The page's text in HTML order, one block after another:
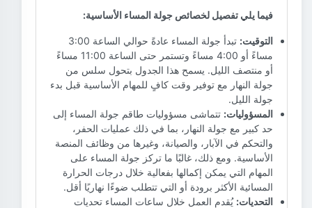
فيما يلي تفصيل لخصائص جولة المساء الأساسية:
التوقيت:
تبدأ جولة المساء عادةً حوالي الساعة 3:00
مساءً أو 4:00 مساءً وتستمر حتى الساعة 11:00 مساءً
أو منتصف الليل. يسمح هذا الجدول بتحول سلس من
جولة النهار مع توفير وقت كافٍ للمهام الأساسية قبل بدء
جولة الليل.
المسؤوليات: تتماشى مسؤوليات طاقم جولة المساء إلى
حد كبير مع جولة النهار، بما في ذلك عمليات الحفر،
والتحكم في الآبار، والصيانة، وغيرها من وظائف المنصة
الأساسية. ومع ذلك، غالبًا ما تركز جولة المساء على
المهام التي يمكن إكمالها بفعالية خلال درجات الحرارة
المسائية الأكثر برودة أو التي تتطلب ضوءًا نهاريًا أقل.
التحديات: يُقدم العمل خلال ساعات المساء تحديات